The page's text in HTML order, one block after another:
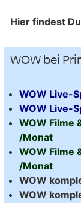
Hier findest
WOW bei
WOW Live-
WOW Live-
WOW Filme
/Monat
WOW Filme
/Monat
WOW
WOW